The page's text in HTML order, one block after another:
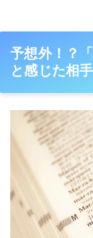
予想外！？
と感じた相